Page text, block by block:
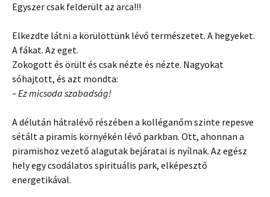
Egyszer csak felderült az arca!!!
Elkezdte látni a körülöttünk lévő természetet. A hegyeket.
A fákat. Az eget.
Zokogott és örült és csak nézte és nézte. Nagyokat
sóhajtott, és azt mondta:
– Ez micsoda szabadság!
A délután hátralévő részében a kolléganőm szinte repesve
sétált a piramis környékén lévő parkban. Ott, ahonnan a
piramishoz vezető alagutak bejáratai is nyílnak. Az egész
hely egy csodálatos spirituális park, elképesztő
energetikával.